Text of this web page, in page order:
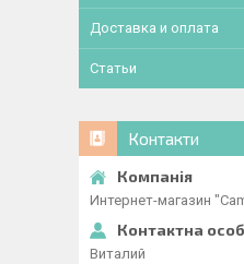
Доставка и оплата
Статьи
Контакти
Интернет-магазин
Виталий